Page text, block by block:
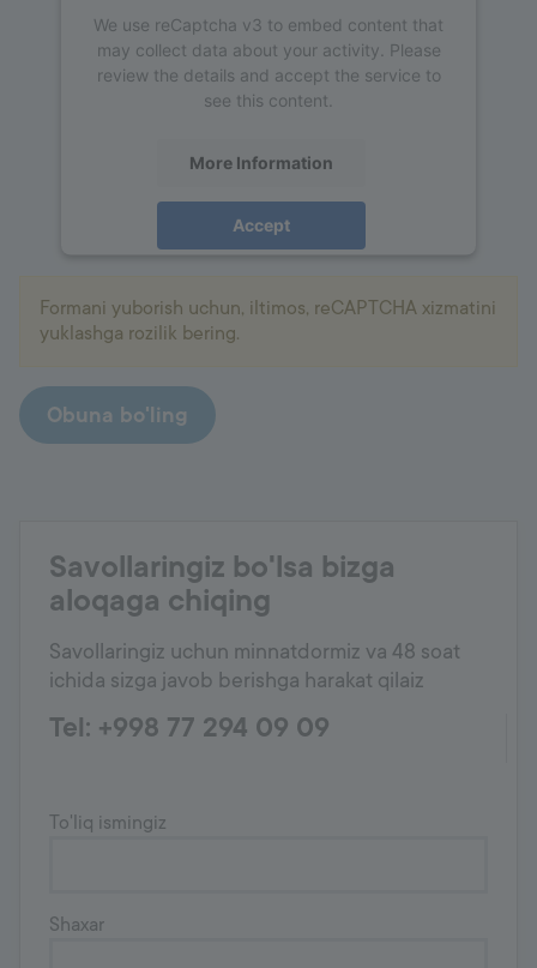
We use reCaptcha v3 to embed content that
may collect data about your activity. Please
review the details and accept the service to
see this content.
More Information
Accept
Formani yuborish uchun, iltimos, reCAPTCHA xizmatini
yuklashga rozilik bering.
Obuna bo'ling
Savollaringiz bo'lsa bizga
aloqaga chiqing
Savollaringiz uchun minnatdormiz va 48 soat
ichida sizga javob berishga harakat qilaiz
Tel: +998 77 294 09 09
To'liq ismingiz
Shaxar